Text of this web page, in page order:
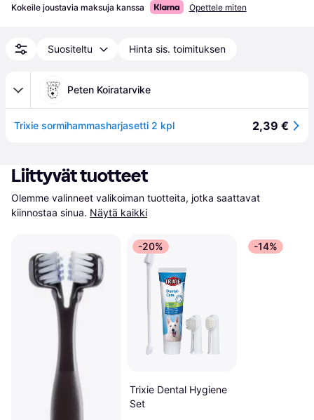
Kokeile joustavia maksuja kanssa Opettele miten
Suositeltu Hinta sis. toimituksen
Peten Koiratarvike
Trixie sormihammasharjasetti 2 kpl 2,39 €
Liittyvät tuotteet
Olemme valinneet valikoiman tuotteita, jotka saattavat
kiinnostaa sinua. Näytä kaikki
-20%
Trixie Dental Hygiene
Set
-14%